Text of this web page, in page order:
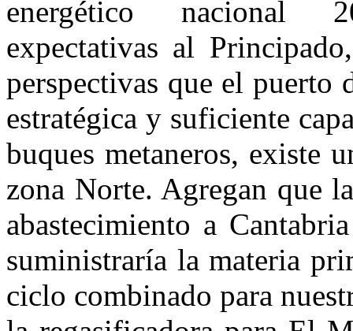
energético nacional
expectativas al
perspectivas que el
estratégica y suficiente
buques metaneros, existe
zona Norte. Agregan que
abastecimiento a
suministraría la materia
ciclo combinado para